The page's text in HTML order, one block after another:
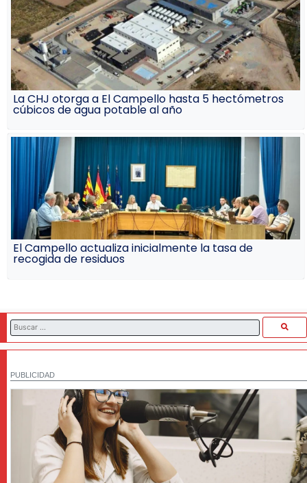
La CHJ otorga a El Campello hasta 5 hectómetros
cúbicos de agua potable al año
El Campello actualiza inicialmente la tasa de
recogida de residuos
PUBLICIDAD